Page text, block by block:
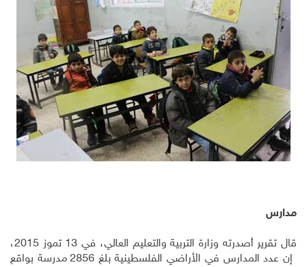
مدارس
قال تقرير أصدرته وزارة التربية والتعليم العالي، في 13 تموز 2015،
إن عدد المدارس في الأراضي الفلسطينية بلغ 2856 مدرسة بواقع